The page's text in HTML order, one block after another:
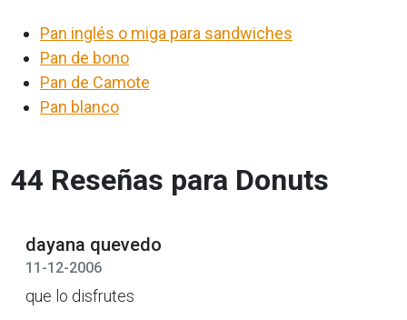
Pan inglés o miga para sandwiches
Pan de bono
Pan de Camote
Pan blanco
44 Reseñas para Donuts
dayana quevedo
11-12-2006
que lo disfrutes